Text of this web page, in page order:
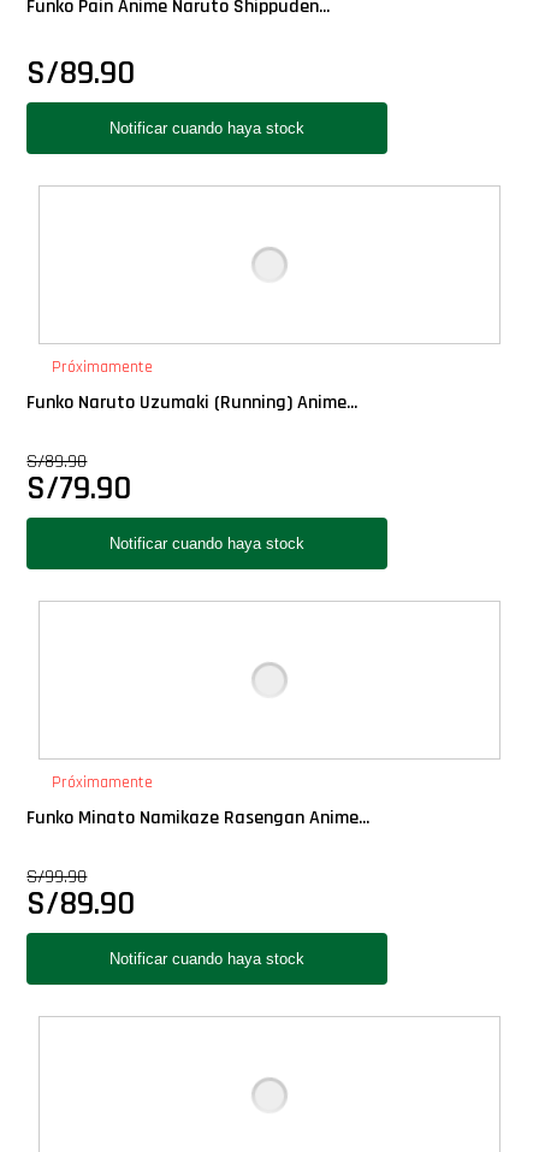
Pop Regular
Premium
Star Wars Oferta
Funko Pain Anime Naruto Shippuden...
S/89.90
Próximamente
Funko Naruto Uzumaki (Running) Anime...
S/89.90
S/79.90
Próximamente
Funko Minato Namikaze Rasengan Anime...
S/99.90
S/89.90